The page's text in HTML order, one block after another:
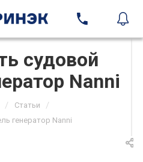
судовой
Nanni
/ Статьи /
генератор Nanni